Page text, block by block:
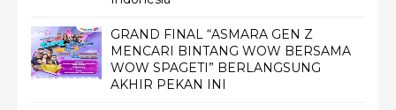
GRAND FINAL “ASMARA GEN Z
MENCARI BINTANG WOW BERSAMA
WOW SPAGETI” BERLANGSUNG
AKHIR PEKAN INI